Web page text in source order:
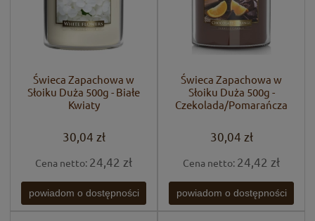
Świeca Zapachowa w
Słoiku Duża 500g - Białe
Kwiaty
30,04 zł
Cena netto: 24,42 zł
powiadom o dostępności
Świeca Zapachowa w
Słoiku Duża 500g -
Czekolada/Pomarańcza
30,04 zł
Cena netto: 24,42 zł
powiadom o dostępności